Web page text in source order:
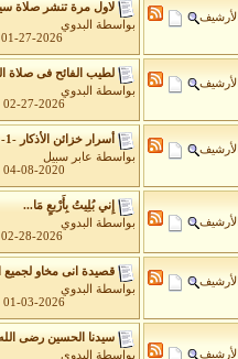
الأرشيف
لاول مرة تنشر صلاة
بواسطة
البدوي
01-27-2026
الأرشيف
لطيب الفائح فى صلاة
بواسطة
البدوي
02-27-2026
الأرشيف
أسرار خزائن اﻷذكار -1-
بواسطة عابر سبيل
04-08-2020
الأرشيف
إِني بُلِيتُ بِأَرْبعٍ مَا...
بواسطة
البدوي
02-28-2026
الأرشيف
قصيدة انى مخاو
بواسطة
البدوي
01-03-2026
الأرشيف
سيدنا الحسين رضى
بواسطة
البدوي